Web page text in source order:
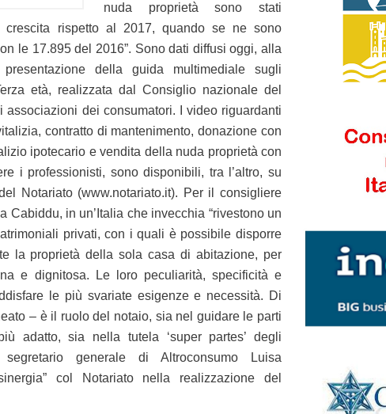
nuda proprietà sono stati
crescita rispetto al 2017, quando se ne sono
le 17.895 del 2016”. Sono dati diffusi oggi, alla
della guida multimediale sugli
età, realizzata dal Consiglio nazionale del
associazioni dei consumatori. I video riguardanti
contratto di mantenimento, donazione con
ipotecario e vendita della nuda proprietà con
i professionisti, sono disponibili, tra l’altro, su
Notariato (www.notariato.it). Per il consigliere
Cabiddu, in un’Italia che invecchia “rivestono un
privati, con i quali è possibile disporre
la proprietà della sola casa di abitazione, per
e dignitosa. Le loro peculiarità, specificità e
le più svariate esigenze e necessità. Di
– è il ruolo del notaio, sia nel guidare le parti
adatto, sia nella tutela ‘super partes’ degli
generale di Altroconsumo Luisa
col Notariato nella realizzazione del